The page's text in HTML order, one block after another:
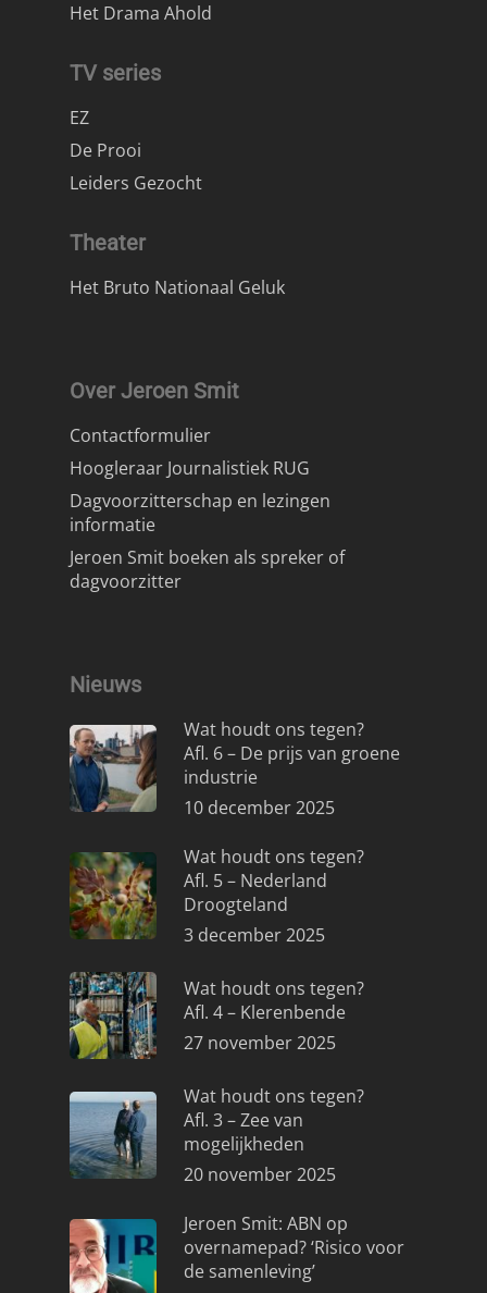
Het Drama Ahold
TV series
EZ
De Prooi
Leiders Gezocht
Theater
Het Bruto Nationaal Geluk
Over Jeroen Smit
Contactformulier
Hoogleraar Journalistiek RUG
Dagvoorzitterschap en lezingen
informatie
Jeroen Smit boeken als spreker of
dagvoorzitter
Nieuws
Wat houdt ons tegen?
Afl. 6 – De prijs van groene
industrie
10 december 2025
Wat houdt ons tegen?
Afl. 5 – Nederland
Droogteland
3 december 2025
Wat houdt ons tegen?
Afl. 4 – Klerenbende
27 november 2025
Wat houdt ons tegen?
Afl. 3 – Zee van
mogelijkheden
20 november 2025
Jeroen Smit: ABN op
overnamepad? ‘Risico voor
de samenleving’